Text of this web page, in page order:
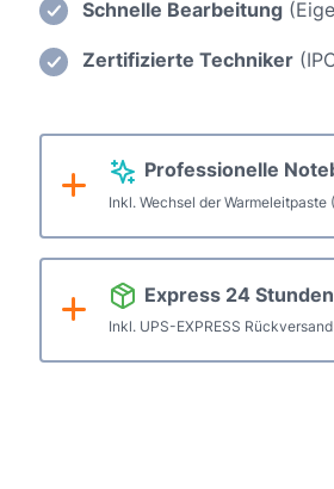
Professionelle
Inkl. Wechsel der Warmeleitpaste
Express 24
Inkl. UPS-EXPRESS
neuen
Schnelle Bearbeitung
Zertifizierte Techniker